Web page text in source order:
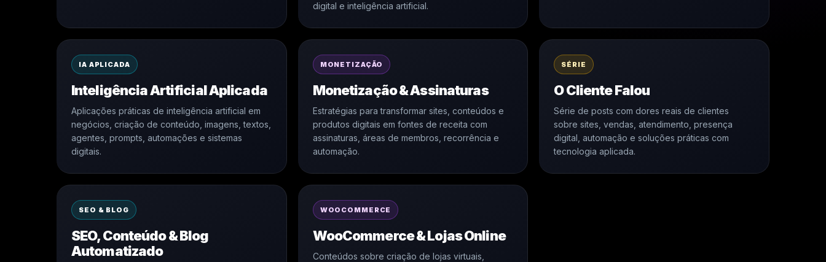
digital e inteligência artificial.
IA APLICADA
Inteligência Artificial Aplicada
Aplicações práticas de inteligência artificial em
negócios, criação de conteúdo, imagens, textos,
agentes, prompts, automações e sistemas
digitais.
MONETIZAÇÃO
Monetização & Assinaturas
Estratégias para transformar sites, conteúdos e
produtos digitais em fontes de receita com
assinaturas, áreas de membros, recorrência e
automação.
SÉRIE
O Cliente Falou
Série de posts com dores reais de clientes
sobre sites, vendas, atendimento, presença
digital, automação e soluções práticas com
tecnologia aplicada.
SEO & BLOG
SEO, Conteúdo & Blog
Automatizado
WOOCOMMERCE
WooCommerce & Lojas Online
Conteúdos sobre criação de lojas virtuais,